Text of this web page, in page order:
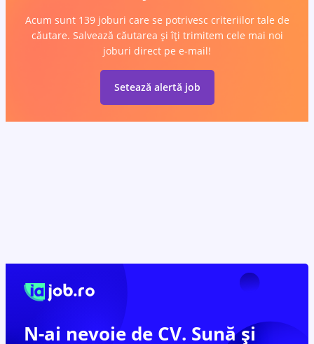
N-ai nevoie de CV. Sună și
Acum sunt 139 joburi care se potrivesc criteriilor tale de
căutare. Salvează căutarea și îți trimitem cele mai noi
joburi direct pe e-mail!
Setează alertă job